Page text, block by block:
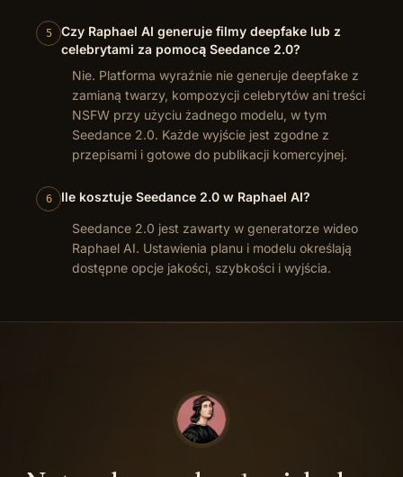
5
Czy Raphael AI generuje filmy deepfake lub z
celebrytami za pomocą Seedance 2.0?
Nie. Platforma wyraźnie nie generuje deepfake z
zamianą twarzy, kompozycji celebrytów ani treści
NSFW przy użyciu żadnego modelu, w tym
Seedance 2.0. Każde wyjście jest zgodne z
przepisami i gotowe do publikacji komercyjnej.
6 Ile kosztuje Seedance 2.0 w Raphael AI?
Seedance 2.0 jest zawarty w generatorze wideo
Raphael AI. Ustawienia planu i modelu określają
dostępne opcje jakości, szybkości i wyjścia.